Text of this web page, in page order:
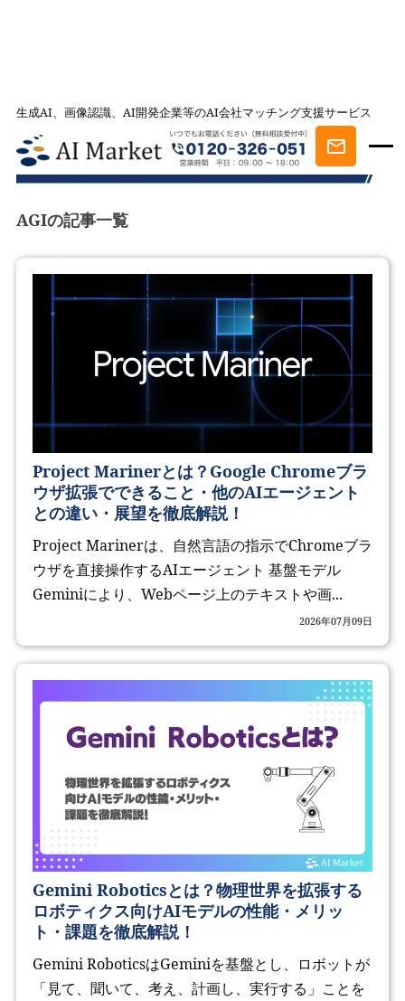
生成AI、画像認識、AI開発企業等のAI会社マッチング支援サービス
AI会社とのマッチングは AI Market 記事一覧 AGI
記事一覧
AGIの記事一覧
Project Marinerとは？Google Chromeブラ
ウザ拡張でできること・他のAIエージェント
との違い・展望を徹底解説！
Project Marinerは、自然言語の指示でChromeブラ
ウザを直接操作するAIエージェント 基盤モデル
Geminiにより、Webページ上のテキストや画...
2026年07月09日
Gemini Roboticsとは？物理世界を拡張する
ロボティクス向けAIモデルの性能・メリッ
ト・課題を徹底解説！
Gemini RoboticsはGeminiを基盤とし、ロボットが
「見て、聞いて、考え、計画し、実行する」ことを